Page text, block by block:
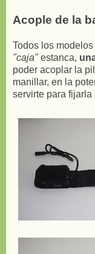
Acople de la
Todos los
"caja"estanca,
poder acoplar la
manillar, en la
servirte para fijarla